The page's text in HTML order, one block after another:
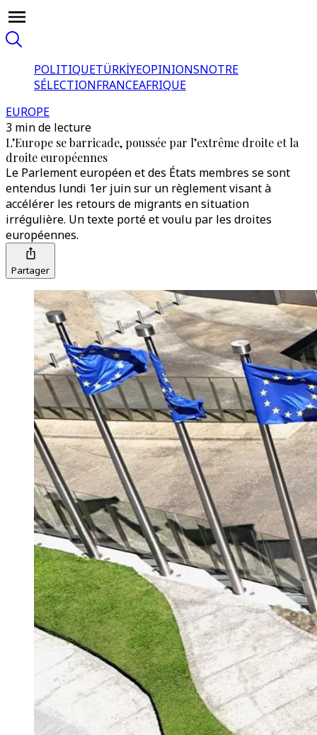
POLITIQUETÜRKİYEOPINIONSNOTRE
SÉLECTIONFRANCEAFRIQUE
EUROPE
3 min de lecture
L’Europe se barricade, poussée par l’extrême droite et la
droite européennes
Le Parlement européen et des États membres se sont
entendus lundi 1er juin sur un règlement visant à
accélérer les retours de migrants en situation
irrégulière. Un texte porté et voulu par les droites
européennes.
Partager